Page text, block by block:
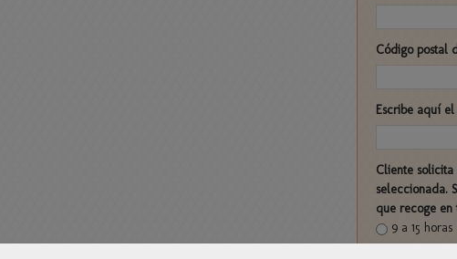
Código postal
Escribe aquí
Cliente
seleccionada.
que recoge en
9 a 15 horas